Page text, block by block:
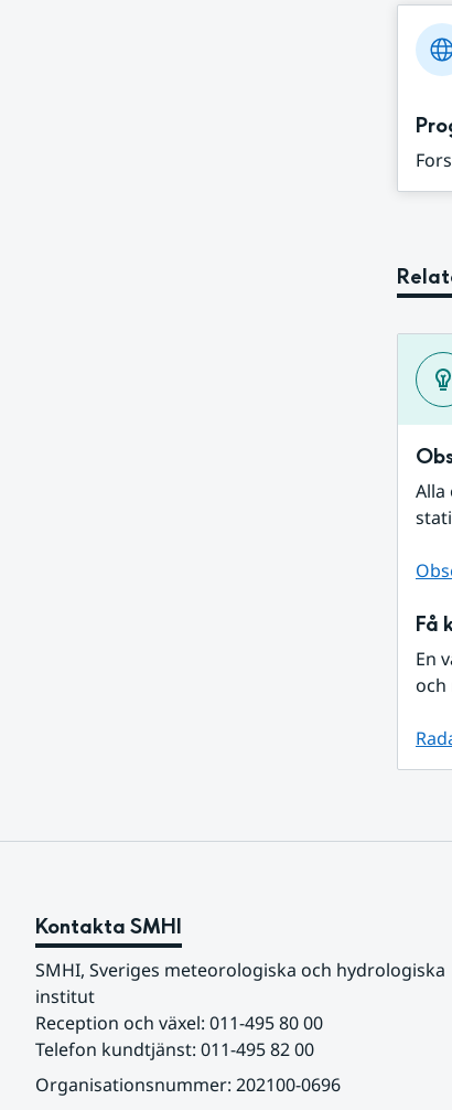
Få
En
och
Kontakta SMHI
SMHI, Sveriges meteorologiska och hydrologiska
institut
Reception och växel: 011-495 80 00
Telefon kundtjänst: 011-495 82 00
Organisationsnummer: 202100-0696